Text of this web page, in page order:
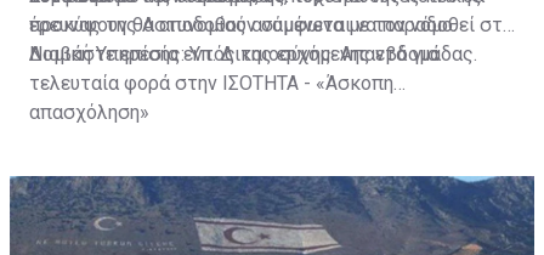
προκύψουν θα αποδοθούν σύμφωνα με τον νόμο.
έρευνας της Αστυνομίας αναμένεται να παραδοθεί στη
Νομική Υπηρεσία εντός της ερχόμενης εβδομάδας.
Διαβάστε επίσης:Υπ. Δικαιοσύνης: Απαντά για
τελευταία φορά στην ΙΣΟΤΗΤΑ - «Άσκοπη
απασχόληση»